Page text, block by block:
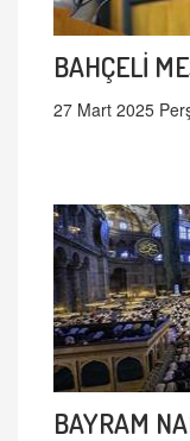
BAHÇELİ
27 Mart 2025
BAYRAM